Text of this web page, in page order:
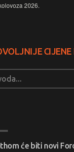
2026.
CIJENE
će biti novi